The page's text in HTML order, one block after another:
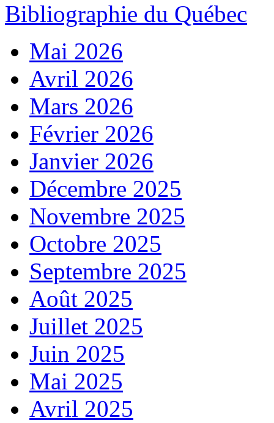
Bibliographie du Québec
Mai 2026
Avril 2026
Mars 2026
Février 2026
Janvier 2026
Décembre 2025
Novembre 2025
Octobre 2025
Septembre 2025
Août 2025
Juillet 2025
Juin 2025
Mai 2025
Avril 2025